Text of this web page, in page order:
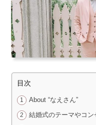
目次
About “なえさん”
結婚式のテーマやコン